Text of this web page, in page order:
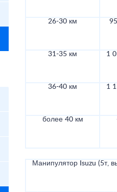
26-30 км
31-35 км 1
36-40 км 1
более 40 км
Манипулятор Isuzu (5т,